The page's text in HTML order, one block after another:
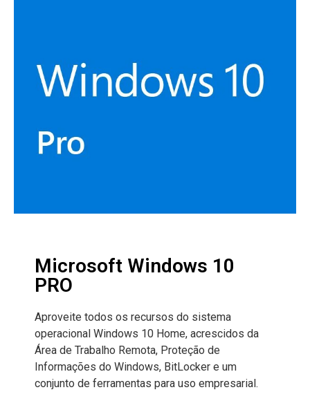
Microsoft Windows 10
PRO
Aproveite todos os recursos do sistema
operacional Windows 10 Home, acrescidos da
Área de Trabalho Remota, Proteção de
Informações do Windows, BitLocker e um
conjunto de ferramentas para uso empresarial.